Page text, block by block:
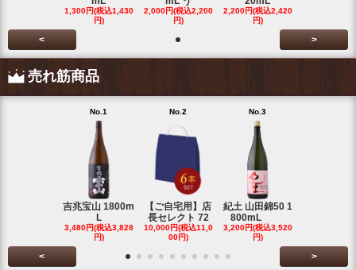
1,300円(税込1,430
円)
2,000円(税込2,200
円)
2,200円(税込2,420
円)
< >
売れ筋商品
No.1
吉兆宝山 1800m
L
3,480円(税込3,828
円)
No.2
【ご自宅用】店
長セレクト 72
10,000円(税込11,0
00円)
No.3
紀土 山田錦50 1
800mL
3,200円(税込3,520
円)
< >